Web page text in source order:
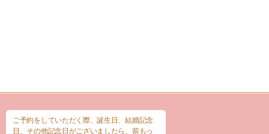
ご予約をしていただく際、誕生日、結婚記念
日、その他記念日がございましたら、前もっ